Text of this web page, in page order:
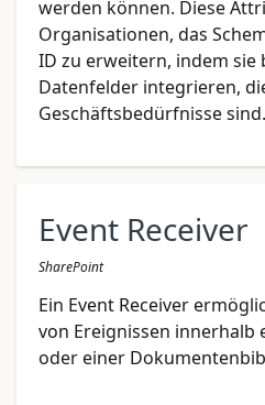
werden können. Diese
Organisationen, das
ID zu erweitern, indem
Datenfelder integrieren,
Geschäftsbedürfnisse sind.
Event Receiver
SharePoint
Ein Event Receiver
von Ereignissen innerhalb
oder einer